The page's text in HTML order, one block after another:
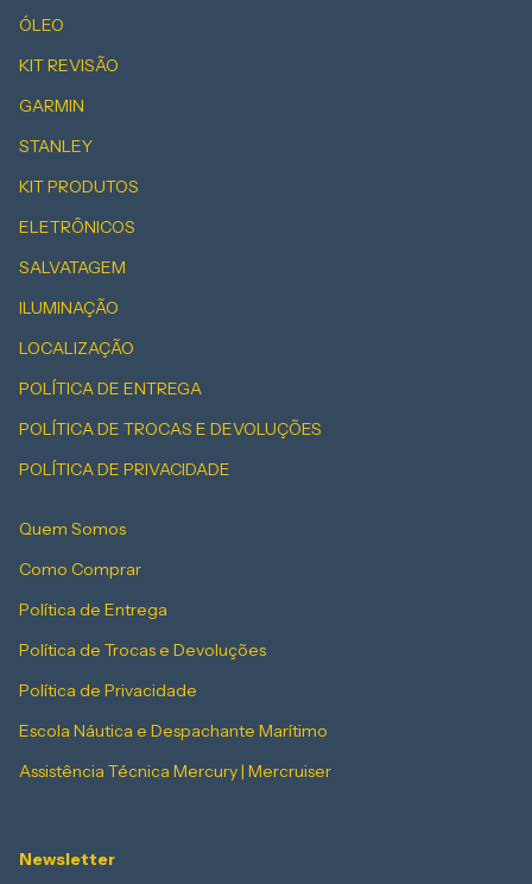
ÓLEO
KIT REVISÃO
GARMIN
STANLEY
KIT PRODUTOS
ELETRÔNICOS
SALVATAGEM
ILUMINAÇÃO
LOCALIZAÇÃO
POLÍTICA DE ENTREGA
POLÍTICA DE TROCAS E DEVOLUÇÕES
POLÍTICA DE PRIVACIDADE
Quem Somos
Como Comprar
Política de Entrega
Política de Trocas e Devoluções
Política de Privacidade
Escola Náutica e Despachante Marítimo
Assistência Técnica Mercury | Mercruiser
Newsletter